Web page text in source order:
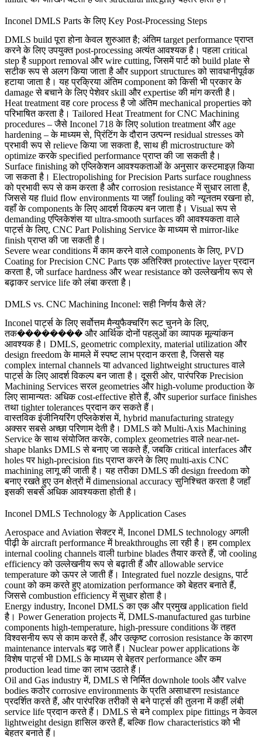
Inconel DMLS Parts के लिए Key Post-Processing Steps
DMLS build पूरा होना केवल शुरुआत है; अंतिम target performance प्राप्त
करने के लिए उपयुक्त post-processing अत्यंत आवश्यक है। पहला critical
step है support removal और wire cutting, जिसमें पार्ट को build plate से
सटीक रूप से अलग किया जाता है और support structures को सावधानीपूर्वक
हटाया जाता है। यह प्रक्रिया अंतिम component को किसी भी प्रकार के
damage से बचाने के लिए पेशेवर skill और expertise की मांग करती है।
Heat treatmentवह core process है जो अंतिम mechanical properties को
परिभाषित करता है। Tailored Heat Treatment for CNC Machining
procedures – जैसे Inconel 718 के लिए solution treatment और age
hardening – के माध्यम से, प्रिंटिंग के दौरान उत्पन्न residual stresses को
प्रभावी रूप से relieve किया जा सकता है, साथ ही microstructure को
optimize करके specified performance प्राप्त की जा सकती है।
Surface finishingको एप्लिकेशन आवश्यकताओं के अनुसार कस्टमाइज़ किया
जा सकता है। Electropolishing for Precision Parts surface roughness
को प्रभावी रूप से कम करता है और corrosion resistance में सुधार लाता है,
जिससे यह fluid flow environments या जहाँ fouling को न्यूनतम रखना हो,
वहाँ के components के लिए आदर्श विकल्प बन जाता है। Visual रूप से
demanding एप्लिकेशंस या ultra-smooth surfaces की आवश्यकता वाले
पार्ट्स के लिए, CNC Part Polishing Serviceके माध्यम से mirror-like
finish प्राप्त की जा सकती है।
Severe wear conditions में काम करने वाले components के लिए, PVD
Coating for Precision CNC Partsएक अतिरिक्त protective layer प्रदान
करता है, जो surface hardness और wear resistance को उल्लेखनीय रूप से
बढ़ाकर service life को लंबा करता है।
DMLS vs. CNC Machining Inconel: सही निर्णय कैसे लें?
Inconel पार्ट्स के लिए सर्वोत्तम मैन्युफैक्चरिंग रूट चुनने के लिए,
तक�������� और आर्थिक दोनों पहलुओं का व्यापक मूल्यांकन
आवश्यक है। DMLS, geometric complexity, material utilization और
design freedom के मामले में स्पष्ट लाभ प्रदान करता है, जिससे यह
complex internal channels या advanced lightweight structures वाले
पार्ट्स के लिए आदर्श विकल्प बन जाता है। दूसरी ओर, पारंपरिकPrecision
Machining Servicesसरल geometries और high-volume production के
लिए सामान्यतः अधिक cost-effective होते हैं, और superior surface finishes
तथा tighter tolerances प्रदान कर सकते हैं।
वास्तविक इंजीनियरिंग एप्लिकेशंस में, hybrid manufacturing strategy
अक्सर सबसे अच्छा परिणाम देती है। DMLS को Multi-Axis Machining
Serviceके साथ संयोजित करके, complex geometries वाले near-net-
shape blanks DMLS से बनाए जा सकते हैं, जबकि critical interfaces और
holes पर high-precision fits प्राप्त करने के लिए multi-axis CNC
machining लागू की जाती है। यह तरीका DMLS की design freedom को
बनाए रखते हुए उन क्षेत्रों में dimensional accuracy सुनिश्चित करता है जहाँ
इसकी सबसे अधिक आवश्यकता होती है।
Inconel DMLS Technology के Application Cases
Aerospace and Aviation सेक्टर में, Inconel DMLS technology अगली
पीढ़ी के aircraft performance में breakthroughs ला रही है। हम complex
internal cooling channels वाली turbine blades तैयार करते हैं, जो cooling
efficiency को उल्लेखनीय रूप से बढ़ाती हैं और allowable service
temperature को ऊपर ले जाती हैं। Integrated fuel nozzle designs, पार्ट
count को कम करते हुए atomization performance को बेहतर बनाते हैं,
जिससे combustion efficiency में सुधार होता है।
Energy industry, Inconel DMLS का एक और प्रमुख application field
है। Power Generation projects में, DMLS-manufactured gas turbine
components high-temperature, high-pressure conditions के तहत
विश्वसनीय रूप से काम करते हैं, और उत्कृष्ट corrosion resistance के कारण
maintenance intervals बढ़ जाते हैं। Nuclear power applications के
विशेष पार्ट्स भी DMLS के माध्यम से बेहतर performance और कम
production lead time का लाभ उठाते हैं।
Oil and Gas industry में, DMLS से निर्मित downhole tools और valve
bodies कठोर corrosive environments के प्रति असाधारण resistance
प्रदर्शित करते हैं, और पारंपरिक तरीकों से बने पार्ट्स की तुलना में कहीं लंबी
service life प्रदान करते हैं। DMLS से बने complex pipe fittings न केवल
lightweight design हासिल करते हैं, बल्कि flow characteristics को भी
बेहतर बनाते हैं।